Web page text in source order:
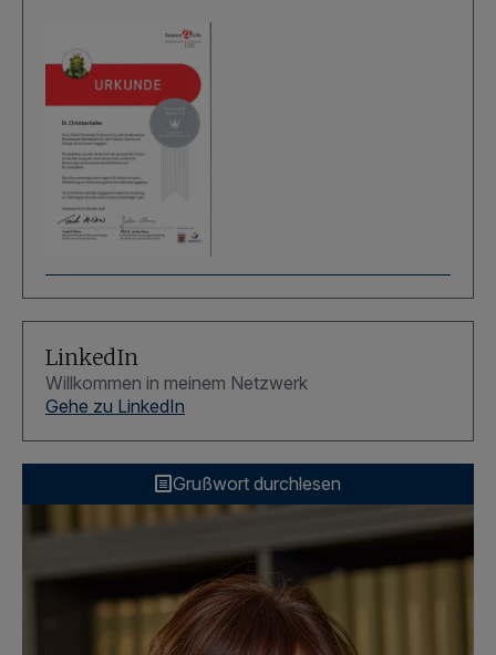
LinkedIn
Willkommen in meinem Netzwerk
Gehe zu LinkedIn
Grußwort durchlesen